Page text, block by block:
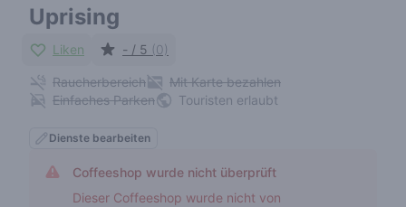
Uprising
Liken - / 5 (0)
Raucherbereich
Mit Karte bezahlen
Einfaches Parken
Touristen erlaubt
Dienste bearbeiten
Coffeeshop wurde nicht überprüft
Dieser Coffeeshop wurde nicht von